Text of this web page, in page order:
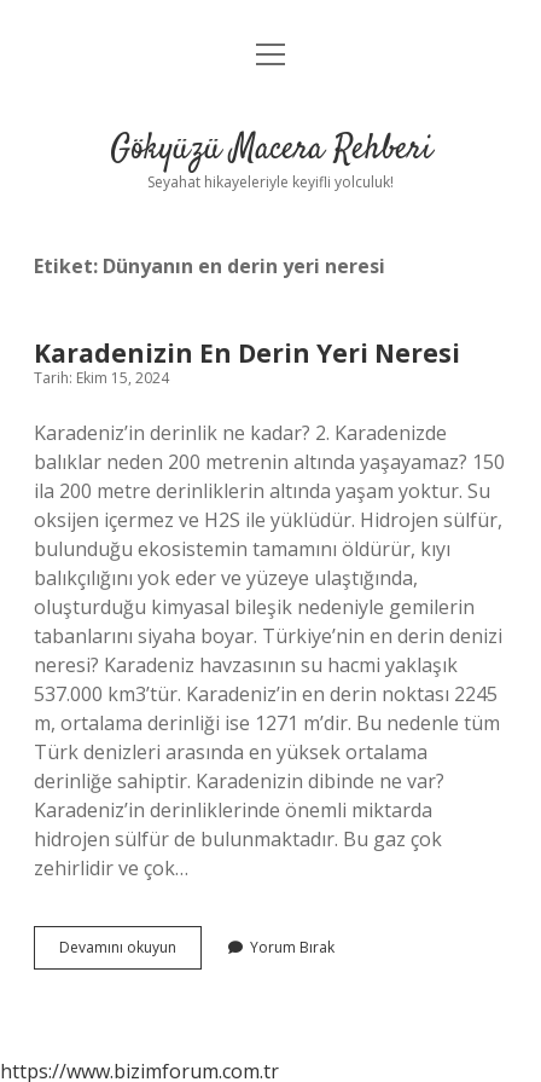
Anasayfa
Yasal Uyarı
menüyü
Gökyüzü Macera Rehberi
Seyahat hikayeleriyle keyifli yolculuk!
Etiket: Dünyanın en derin yeri neresi
Karadenizin En Derin Yeri Neresi
Tarih: Ekim 15, 2024
Karadeniz’in derinlik ne kadar? 2. Karadenizde
balıklar neden 200 metrenin altında yaşayamaz? 150
ila 200 metre derinliklerin altında yaşam yoktur. Su
oksijen içermez ve H2S ile yüklüdür. Hidrojen sülfür,
bulunduğu ekosistemin tamamını öldürür, kıyı
balıkçılığını yok eder ve yüzeye ulaştığında,
oluşturduğu kimyasal bileşik nedeniyle gemilerin
tabanlarını siyaha boyar. Türkiye’nin en derin denizi
neresi? Karadeniz havzasının su hacmi yaklaşık
537.000 km3’tür. Karadeniz’in en derin noktası 2245
m, ortalama derinliği ise 1271 m’dir. Bu nedenle tüm
Türk denizleri arasında en yüksek ortalama
derinliğe sahiptir. Karadenizin dibinde ne var?
Karadeniz’in derinliklerinde önemli miktarda
hidrojen sülfür de bulunmaktadır. Bu gaz çok
zehirlidir ve çok…
Devamını okuyun Karadenizin
En
Yorum Bırak
https://www.bizimforum.com.tr